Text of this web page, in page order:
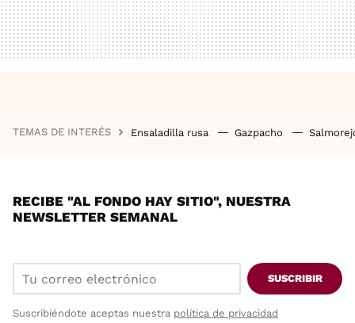
TEMAS DE INTERÉS Ensaladilla rusa Gazpacho
RECIBE "AL FONDO HAY SITIO", NUESTRA
NEWSLETTER SEMANAL
SUSCRIBIR
Suscribiéndote aceptas nuestra política de privacidad